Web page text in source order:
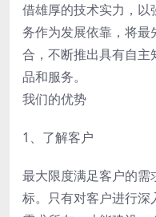
借雄厚的技术实力，以
务作为发展依靠，将
合，不断推出具有自
品和服务。
我们的优势
1、了解客户
最大限度满足客户的需
标。只有对客户进行深